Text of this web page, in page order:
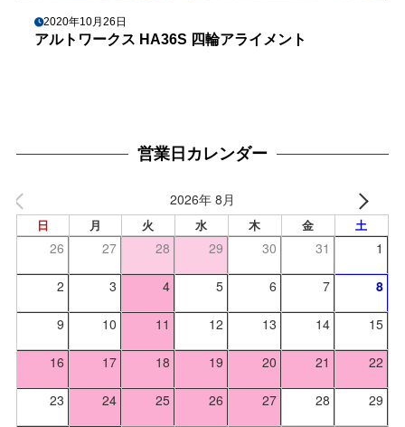
2020年10月26日
アルトワークス HA36S 四輪アライメント
営業日カレンダー
2026年 8月
日 月 火 水 木 金 土
26 27 28 29 30 31 1
2 3 4 5 6 7 8
9 10 11 12 13 14 15
16 17 18 19 20 21 22
23 24 25 26 27 28 29